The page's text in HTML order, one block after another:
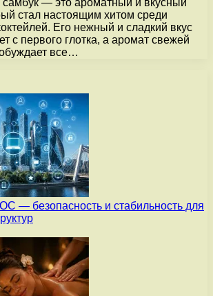
самбук — это ароматный и вкусный
стал настоящим хитом среди
Его нежный и сладкий вкус
с первого глотка, а аромат свежей
все…
— безопасность и стабильность для